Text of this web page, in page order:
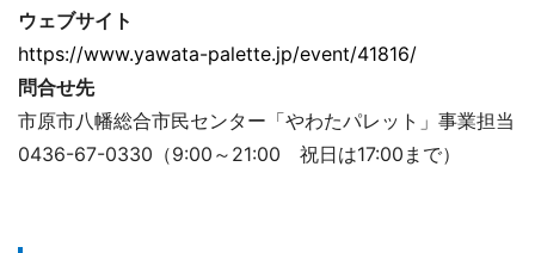
ウェブサイト
https://www.yawata-palette.jp/event/41816/
問合せ先
市原市八幡総合市民センター「やわたパレット」事業担当
0436-67-0330（9:00～21:00 祝日は17:00まで）